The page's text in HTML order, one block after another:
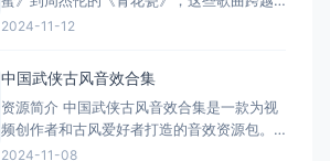
了时间和空间的限制，成为了无数人心中的
里。 这些经典华语歌曲的魅力可不止于此
哦！它们还能让我们在忙碌的生活中找到一
丝慰藉，让我们的心灵
2024-11-12
中国武侠古风音效合集
资源简介 中国武侠古风音效合集是一款为视
频创作者和古风爱好者打造的音效资源包。
这款合集包含了226款精心设计的音效，涵盖
2024-11-08